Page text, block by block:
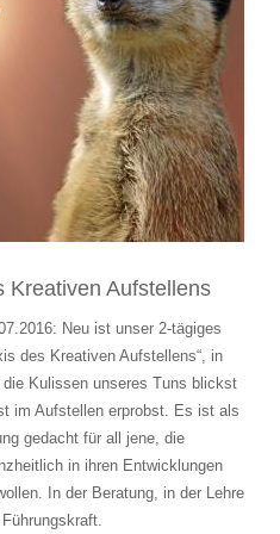
Kreativen Aufstellens
Neu ist unser 2-tägiges
des Kreativen Aufstellens“, in
die Kulissen unseres Tuns blickst
im Aufstellen erprobst. Es ist als
gedacht für all jene, die
in ihren Entwicklungen
In der Beratung, in der Lehre